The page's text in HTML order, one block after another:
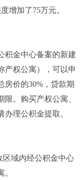
增加了75万元。
积金中心备案的新建
产权公寓），可以申
房价的30%，贷款期
。购买产权公寓、
理公积金提取。
域内经公积金中心